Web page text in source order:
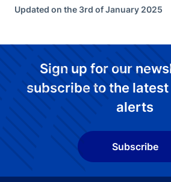
Updated on the 3rd of January 2025
Sign up for our
subscribe to the
alerts
Subscribe